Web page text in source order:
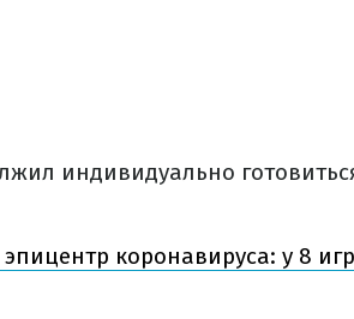
индивидуально
коронавируса: у 8